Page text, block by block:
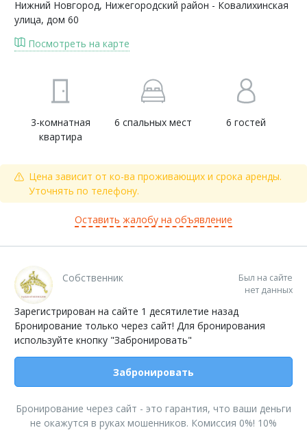
Нижний Новгород, Нижегородский район - Ковалихинская
улица, дом 60
Посмотреть на карте
3-комнатная
квартира
6 спальных мест 6 гостей
Цена зависит от ко-ва проживающих и срока аренды.
Уточнять по телефону.
Оставить жалобу на объявление
Собственник
Был на сайте
нет данных
Зарегистрирован на сайте 1 десятилетие назад
Бронирование только через сайт! Для бронирования
используйте кнопку "Забронировать"
Забронировать
Бронирование через сайт - это гарантия, что ваши деньги
не окажутся в руках мошенников. Комиссия 0%! 10%